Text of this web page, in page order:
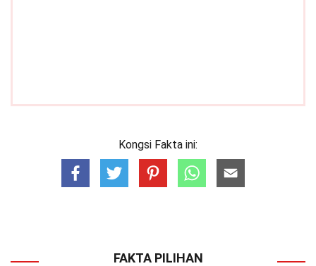
Kongsi Fakta ini:
FAKTA PILIHAN